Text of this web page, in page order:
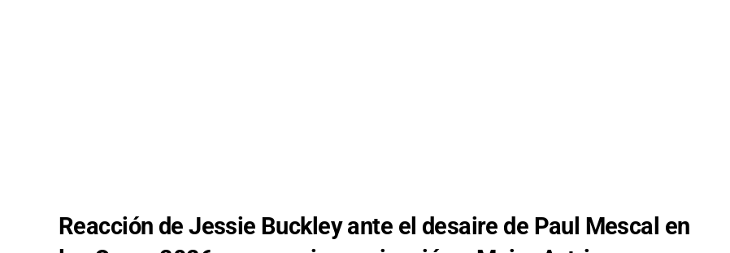
Reacción de Jessie Buckley ante el desaire de Paul Mescal en